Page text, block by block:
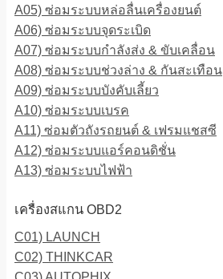
A05) ซ่อมระบบหล่อลื่นเครื่องยนต์
A06) ซ่อมระบบจุดระเบิด
A07) ซ่อมระบบกำลังส่ง & ขับเคลื่อน
A08) ซ่อมระบบช่วงล่าง & กันสะเทือน
A09) ซ่อมระบบบังคับเลี้ยว
A10) ซ่อมระบบเบรค
A11) ซ่อมตัวถังรถยนต์ & เฟรมแชสซี
A12) ซ่อมระบบแอร์คอนดิชั่น
A13) ซ่อมระบบไฟฟ้า
เครื่องสแกน OBD2
C01) LAUNCH
C02) THINKCAR